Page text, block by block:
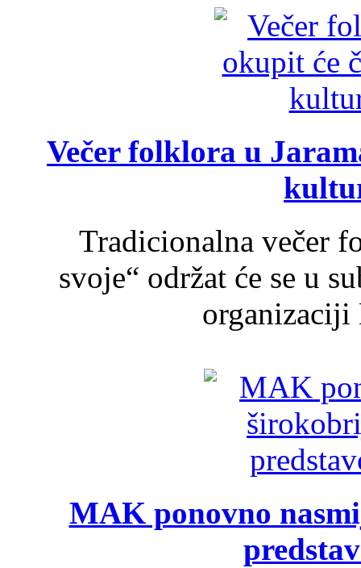
Večer folklora u
Tradicionalna večer
svoje“ održat će se u
organizaciji
MAK ponovno